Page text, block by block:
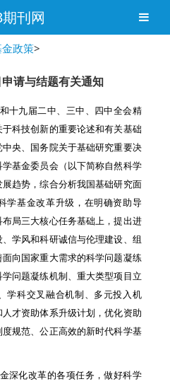
刊网
金政策>
请与结题有关通知
十九届二中、三中、四中全会精
科技创新的重要论述和有关基础
央、国务院关于基础研究重要决
基金委员会（以下简称自然科学
趋势，综合分析我国基础研究面
学基金改革升级，在明确资助导
局三大核心任务基础上，提出进
学风和科研诚信与伦理建设、组
向国家重大需求的科学问题凝练
问题凝练机制、重大类型项目立
学科交叉融合机制、多元投入机
才资助体系升级计划，优化资助
规范、公正高效的新时代科学基
化改革的各项任务，做好科学